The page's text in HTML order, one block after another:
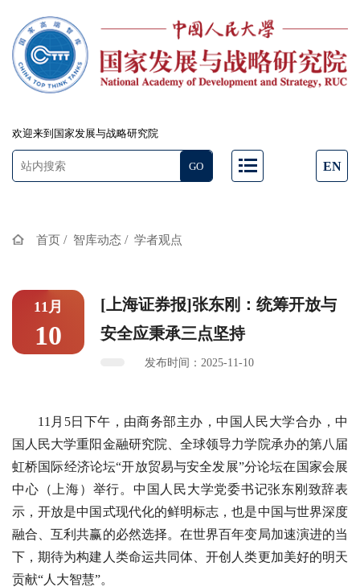
欢迎来到国家发展与战略研究院
EN
首页 / 智库动态 / 学者观点
11月
10
[上海证券报]张东刚：统筹开放与
安全应秉承三点坚持
发布时间：2025-11-10
11月5日下午，由商务部主办，中国人民大学合办，中
国人民大学重阳金融研究院、全球领导力学院承办的第八届
虹桥国际经济论坛“开放贸易与安全发展”分论坛在国家会展
中心（上海）举行。中国人民大学党委书记张东刚致辞表
示，开放是中国式现代化的鲜明标志，也是中国与世界深度
融合、互利共赢的必然选择。在世界百年变局加速演进的当
下，期待为构建人类命运共同体、开创人类更加美好的明天
贡献“人大智慧”。